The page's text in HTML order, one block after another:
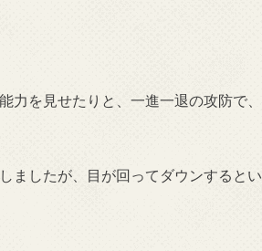
を見せたりと、一進一退の攻防で、
ましたが、目が回ってダウンするとい